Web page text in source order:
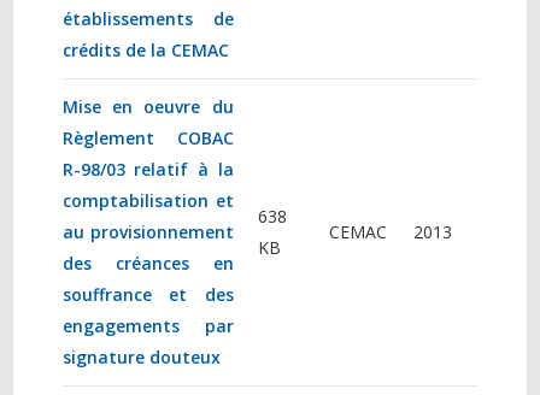
établissements de
crédits de la CEMAC
Mise en oeuvre du
Règlement COBAC
R-98/03 relatif à la
comptabilisation et
au provisionnement
des créances en
souffrance et des
engagements par
signature douteux
638
KB
CEMAC 2013